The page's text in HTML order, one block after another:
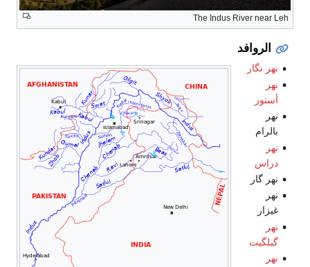
The Indus River near Leh
الروافد
نهر نگار
نهر
أستور
نهر
بالرام
نهر
دراس
نهر گار
نهر
غيزار
نهر
گيلگيت
نهر